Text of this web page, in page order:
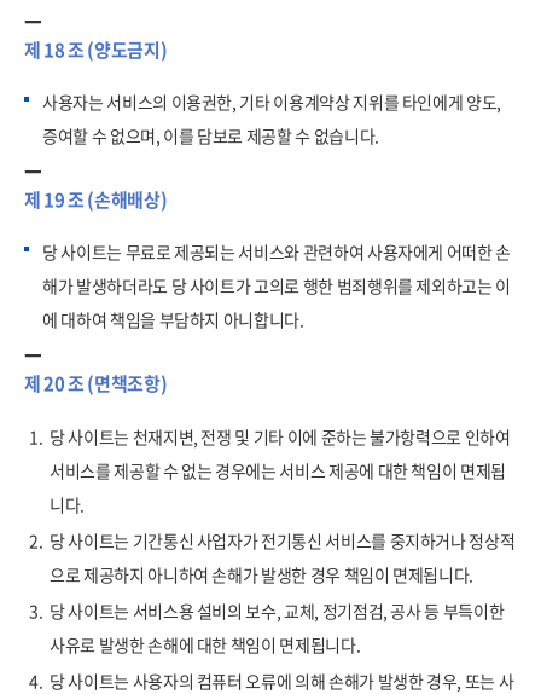
제 18 조 (양도금지)
사용자는 서비스의 이용권한, 기타 이용계약상 지위를 타인에게 양도,
증여할 수 없으며, 이를 담보로 제공할 수 없습니다.
제 19 조 (손해배상)
당 사이트는 무료로 제공되는 서비스와 관련하여 사용자에게 어떠한 손
해가 발생하더라도 당 사이트가 고의로 행한 범죄행위를 제외하고는 이
에 대하여 책임을 부담하지 아니합니다.
제 20 조 (면책조항)
1. 당 사이트는 천재지변, 전쟁 및 기타 이에 준하는 불가항력으로 인하여
서비스를 제공할 수 없는 경우에는 서비스 제공에 대한 책임이 면제됩
니다.
2. 당 사이트는 기간통신 사업자가 전기통신 서비스를 중지하거나 정상적
으로 제공하지 아니하여 손해가 발생한 경우 책임이 면제됩니다.
3. 당 사이트는 서비스용 설비의 보수, 교체, 정기점검, 공사 등 부득이한
사유로 발생한 손해에 대한 책임이 면제됩니다.
4. 당 사이트는 사용자의 컴퓨터 오류에 의해 손해가 발생한 경우, 또는 사